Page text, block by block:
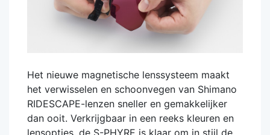
Het nieuwe magnetische lenssysteem maakt
het verwisselen en schoonvegen van Shimano
RIDESCAPE-lenzen sneller en gemakkelijker
dan ooit. Verkrijgbaar in een reeks kleuren en
lensopties, de S-PHYRE is klaar om in stijl de